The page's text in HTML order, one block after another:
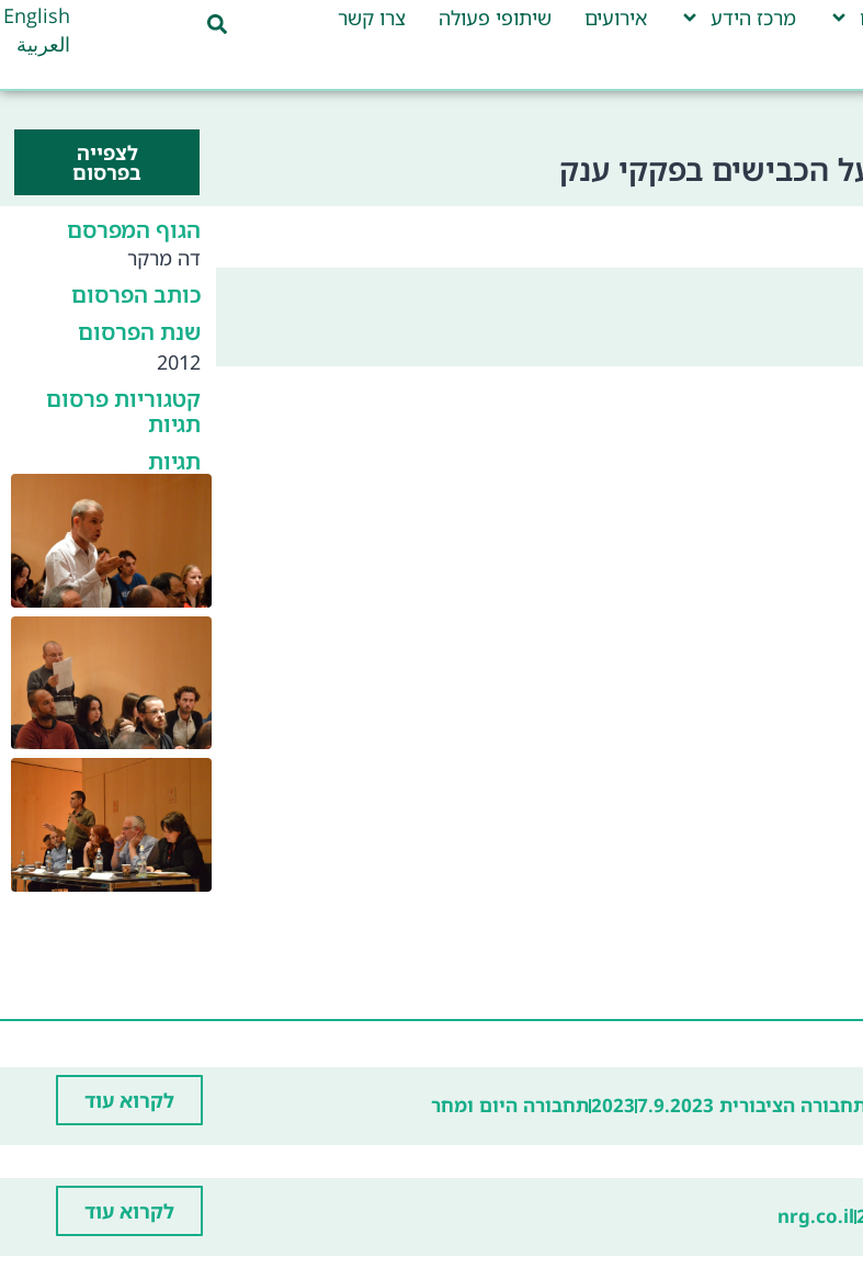
מרכז הידע אירועים שיתופי פעולה צרו קשר
English
العربية
לצפייה
בפרסום
הגוף המפרסם
דה מרקר
כותב הפרסום
שנת הפרסום
2012
קטגוריות פרסום
תגיות
תגיות
7.9.2023
2023תחבורה היום ומחר לקרוא עוד
nrg.co.il לקרוא עוד